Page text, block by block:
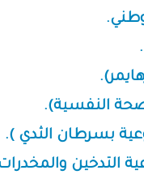
النفسية).
بسرطان الثدي ).
التدخين